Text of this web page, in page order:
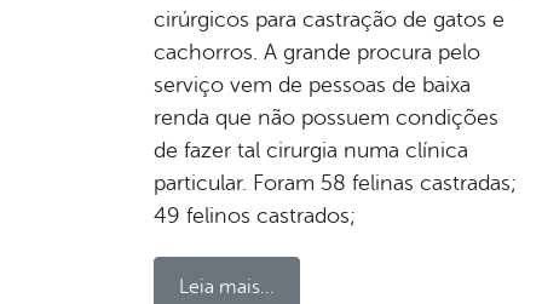
cirúrgicos para castração de gatos e
cachorros. A grande procura pelo
serviço vem de pessoas de baixa
renda que não possuem condições
de fazer tal cirurgia numa clínica
particular. Foram 58 felinas castradas;
49 felinos castrados;
Leia mais...